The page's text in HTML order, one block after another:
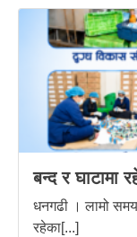
बन्द र घाटामा
धनगढी । लामो
रहेका[...]